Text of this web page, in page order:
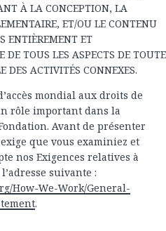
À LA CONCEPTION, LA
ET/OU LE CONTENU
ENTIÈREMENT ET
DE TOUS LES ASPECTS DE TOUTE
DES ACTIVITÉS CONNEXES.
mondial aux droits de
rôle important dans la
Avant de présenter
que vous examiniez et
nos Exigences relatives à
suivante :
How-We-Work/General-
.